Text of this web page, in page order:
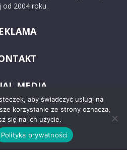
2004 roku.
MEDIA
aby świadczyć usługi na
korzystanie ze strony oznacza,
się na ich użycie.
Polityka prywatności